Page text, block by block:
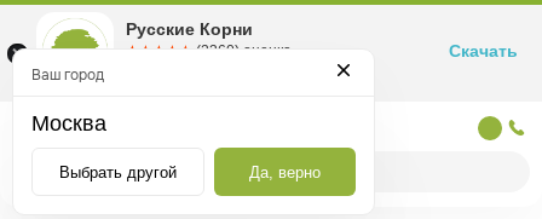
Ваш город
Москва
Выбрать другой Да, верно
Русские Корни
☆☆☆☆☆
★★★★★ (2360) оценка
Маркетплейс товаров для здоровья
Скачать